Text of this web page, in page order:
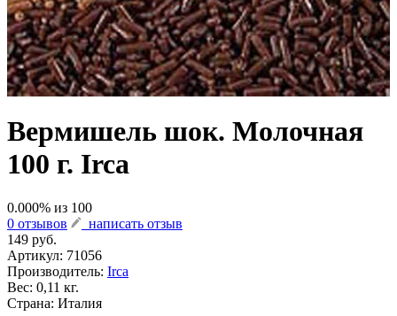
Вермишель шок. Молочная
100 г. Irca
0.000% из 100
0 отзывов
написать отзыв
149 руб.
Артикул: 71056
Производитель: Irca
Вес: 0,11 кг.
Страна: Италия